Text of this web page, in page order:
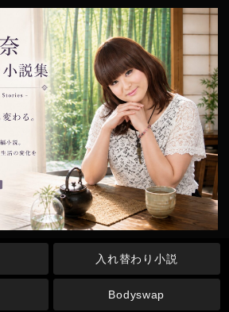
入れ替わり小説
Bodyswap